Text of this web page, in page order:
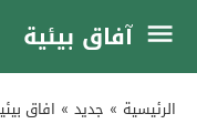
آفاق بيئية
الرئيسية » جديد » افاق